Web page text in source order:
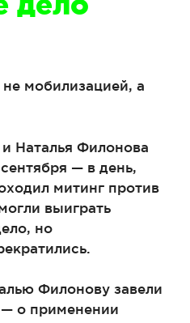
мобилизацией, а
Наталья Филонова
— в день,
митинг против
выиграть
но
Филонову завели
о применении